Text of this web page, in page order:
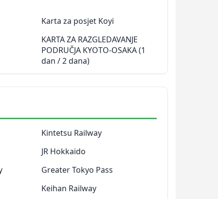
Karta za posjet Koyi
KARTA ZA RAZGLEDAVANJE
PODRUČJA KYOTO-OSAKA (1
dan / 2 dana)
Kintetsu Railway
JR Hokkaido
Greater Tokyo Pass
Keihan Railway